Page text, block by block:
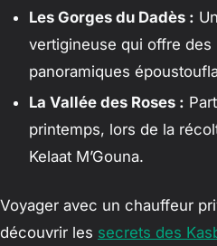
Les Gorges du Dadès :
vertigineuse qui offre des
panoramiques
La Vallée des Roses :
printemps, lors de la
Kelaat M’Gouna.
Voyager avec un chauffeur
découvrir les secrets des